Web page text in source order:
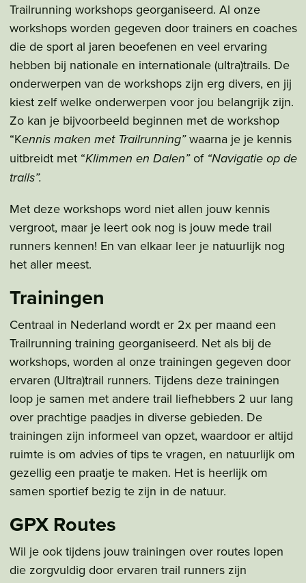
Trailrunning workshops georganiseerd. Al onze
workshops worden gegeven door trainers en coaches
die de sport al jaren beoefenen en veel ervaring
hebben bij nationale en internationale (ultra)trails. De
onderwerpen van de workshops zijn erg divers, en jij
kiest zelf welke onderwerpen voor jou belangrijk zijn.
Zo kan je bijvoorbeeld beginnen met de workshop
“Kennis maken met Trailrunning”waarna je je kennis
uitbreidt met “Klimmen en Dalen” of “Navigatie op de
trails”.
Met deze workshops word niet allen jouw kennis
vergroot, maar je leert ook nog is jouw mede trail
runners kennen! En van elkaar leer je natuurlijk nog
het aller meest.
Trainingen
Centraal in Nederland wordt er 2x per maand een
Trailrunning training georganiseerd. Net als bij de
workshops, worden al onze trainingen gegeven door
ervaren (Ultra)trail runners. Tijdens deze trainingen
loop je samen met andere trail liefhebbers 2 uur lang
over prachtige paadjes in diverse gebieden. De
trainingen zijn informeel van opzet, waardoor er altijd
ruimte is om advies of tips te vragen, en natuurlijk om
gezellig een praatje te maken. Het is heerlijk om
samen sportief bezig te zijn in de natuur.
GPX Routes
Wil je ook tijdens jouw trainingen over routes lopen
die zorgvuldig door ervaren trail runners zijn